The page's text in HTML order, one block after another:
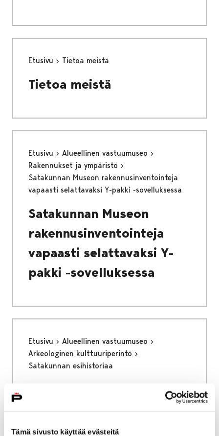
Tämä sivusto käyttää evästeitä
Etusivu Tietoa meistä
Tietoa meistä
Etusivu
Alueellinen vastuumuseo
Rakennukset ja ympäristö
Satakunnan Museon rakennusinventointeja
vapaasti selattavaksi Y-pakki -sovelluksessa
Satakunnan Museon
rakennusinventointeja
vapaasti selattavaksi Y-
pakki -sovelluksessa
Etusivu
Alueellinen vastuumuseo
Arkeologinen kulttuuriperintö
Satakunnan esihistoriaa
Satakunnan esihistoriaa